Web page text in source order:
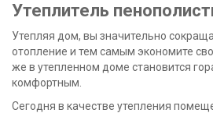
Утеплитель
Утепляя дом, вы значительно
отопление и тем самым экономите
же в утепленном доме становится
комфортным.
Сегодня в качестве утепления